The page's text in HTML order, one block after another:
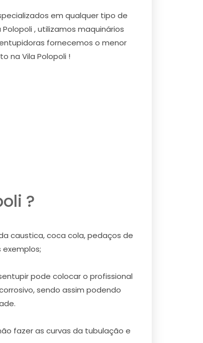
em qualquer tipo de
, utilizamos maquinários
fornecemos o menor
na Vila Polopoli !
?
caustica, coca cola, pedaços de
pode colocar o profissional
sendo assim podendo
fazer as curvas da tubulação e